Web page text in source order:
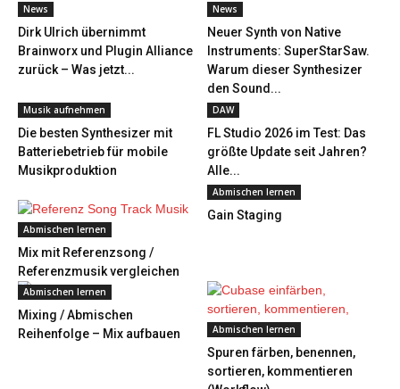
News
Dirk Ulrich übernimmt
Brainworx und Plugin Alliance
zurück – Was jetzt...
News
Neuer Synth von Native
Instruments: SuperStarSaw.
Warum dieser Synthesizer
den Sound...
Musik aufnehmen
Die besten Synthesizer mit
Batteriebetrieb für mobile
Musikproduktion
DAW
FL Studio 2026 im Test: Das
größte Update seit Jahren?
Alle...
Abmischen lernen
Mix mit Referenzsong /
Referenzmusik vergleichen
Abmischen lernen
Gain Staging
Abmischen lernen
Mixing / Abmischen
Reihenfolge – Mix aufbauen
Abmischen lernen
Spuren färben, benennen,
sortieren, kommentieren